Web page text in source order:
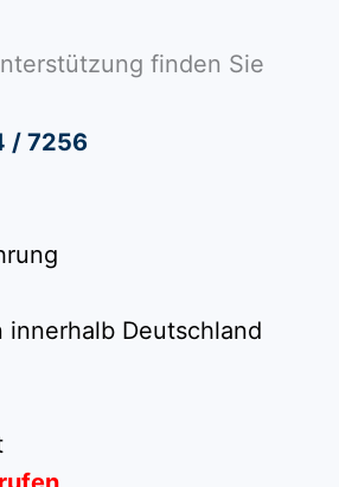
finden Sie
/ 7256
innerhalb Deutschland